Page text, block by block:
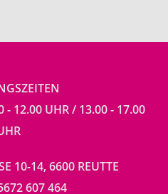
- 12.00 UHR / 13.00 - 17.00
10-14, 6600 REUTTE
607 464